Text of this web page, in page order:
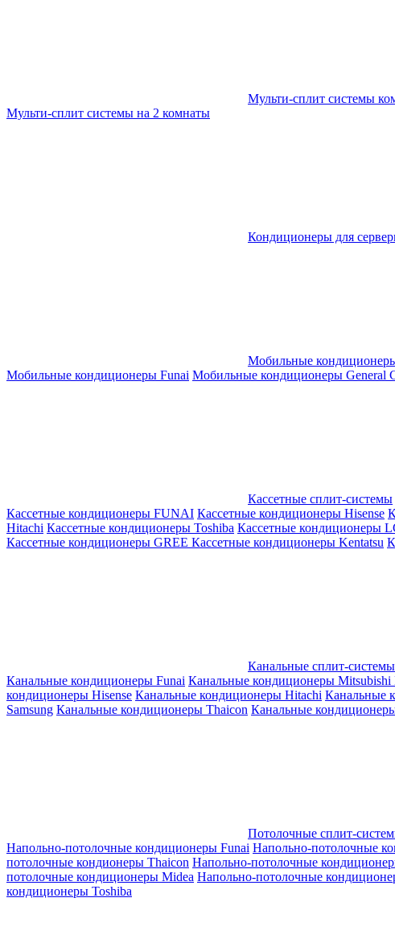
Мульти-сплит системы
Мульти-сплит системы на 2 комнаты
Кондиционеры для
Мобильные
Мобильные кондиционеры Funai Мобильные кондиционеры General
Кассетные сплит-системы
Кассетные кондиционеры FUNAI Кассетные кондиционеры Hisense
Hitachi Кассетные кондиционеры Toshiba Кассетные кондиционеры
Кассетные кондиционеры GREE Кассетные кондиционеры Kentatsu
Канальные сплит-системы
Канальные кондиционеры Funai Канальные кондиционеры Mitsubishi
кондиционеры Hisense Канальные кондиционеры Hitachi Канальные
Samsung Канальные кондиционеры Thaicon Канальные
Потолочные сплит-
Напольно-потолочные кондиционеры Funai Напольно-потолочные
потолочные кондионеры Thaicon Напольно-потолочные
потолочные кондиционеры Midea Напольно-потолочные
кондиционеры Toshiba